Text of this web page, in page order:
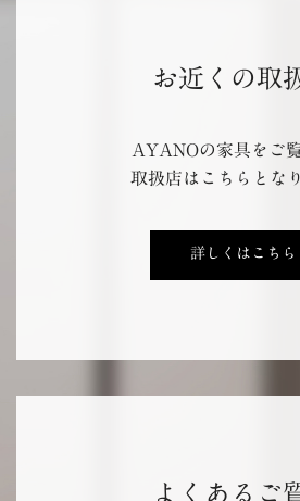
お近くの取
AYANOの家具をご
取扱店はこちらとな
詳しくはこちら
よくあるご